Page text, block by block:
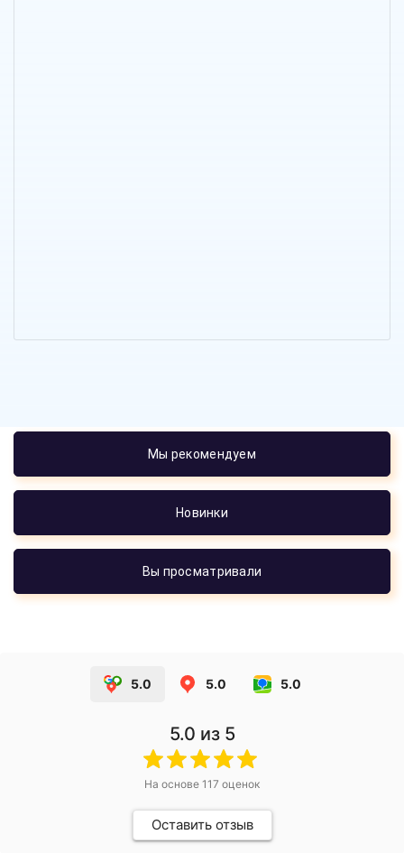
Мы рекомендуем
Новинки
Вы просматривали
5.0 5.0 5.0
5.0 из 5
На основе 117 оценок
Оставить отзыв